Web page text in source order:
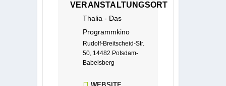
VERANSTALTUNGSORT
Thalia - Das
Programmkino
Rudolf-Breitscheid-Str.
50, 14482 Potsdam-
Babelsberg